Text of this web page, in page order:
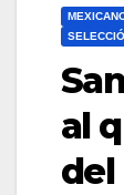
al
del